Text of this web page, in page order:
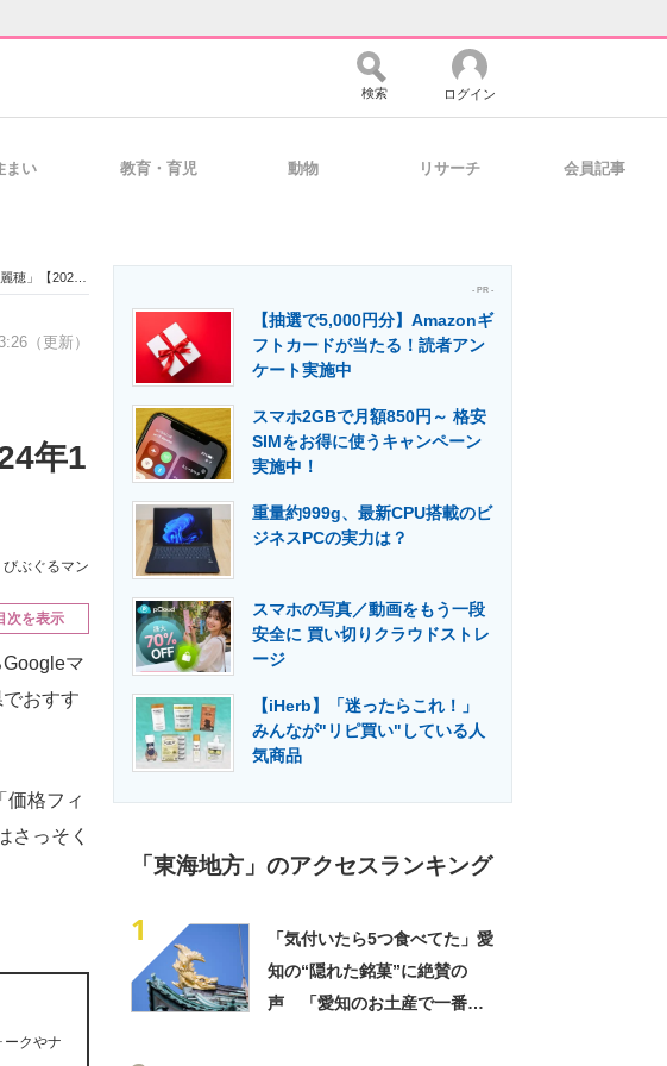
経営リーダーのコミュニティ マーケ×ITの今がよく分かる
製造業のIT導入・活用を支援
エネルギーの専門メディア 建設×テクノロジーの最前線
検索 ログイン
まい 教育・育児 動物 リサーチ 会員記事
クチコミ調べ】
（更新）
年1
びぶぐるマン
次を表示
マ
おすす
格フィ
さっそく
ークやナ
- PR -
【抽選で5,000円分】Amazonギ
フトカードが当たる！読者アン
ケート実施中
スマホ2GBで月額850円～ 格安
SIMをお得に使うキャンペーン
実施中！
重量約999g、最新CPU搭載のビ
ジネスPCの実力は？
スマホの写真／動画をもう一段
安全に 買い切りクラウドストレ
ージ
【iHerb】「迷ったらこれ！」
みんなが"リピ買い"している人
気商品
「東海地方」のアクセスランキング
1
「気付いたら5つ食べてた」愛
知の“隠れた銘菓”に絶賛の
声 「愛知のお土産で一番好